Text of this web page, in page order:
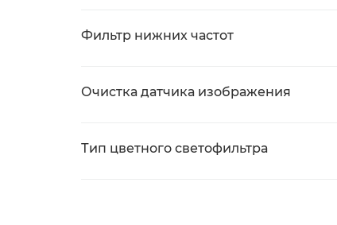
Фильтр нижних частот
Очистка датчика изображения
Тип цветного светофильтра